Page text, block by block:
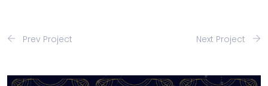
Prev Project Next Project